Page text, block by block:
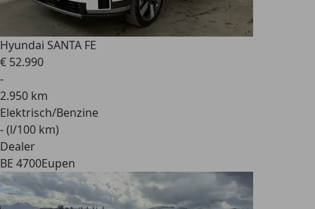
Hyundai SANTA FE
€ 52.990
-
2.950 km
Elektrisch/Benzine
- (l/100 km)
Dealer
BE 4700Eupen